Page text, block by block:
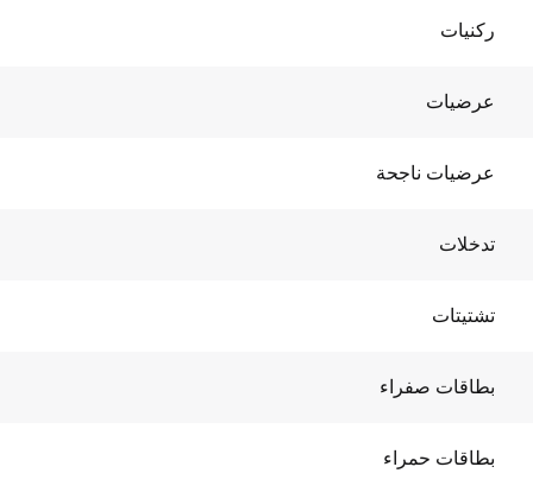
ركنيات
عرضيات
عرضيات ناجحة
تدخلات
تشتيتات
بطاقات صفراء
بطاقات حمراء